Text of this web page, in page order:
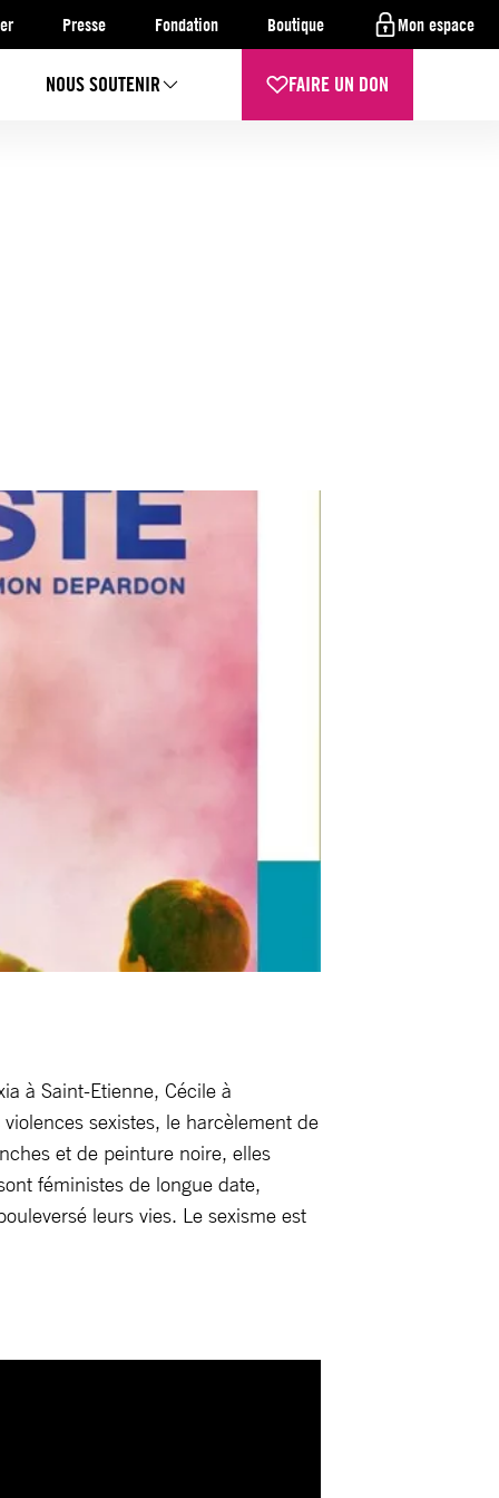
Presse Fondation Boutique Mon espace
NOUS SOUTENIR FAIRE UN DON
à Saint-Etienne, Cécile à
sexistes, le harcèlement de
et de peinture noire, elles
féministes de longue date,
leurs vies. Le sexisme est